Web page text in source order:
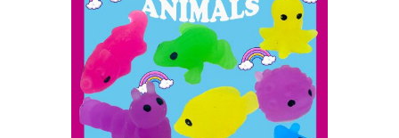
MENUBOXEN & IJSBEKERS
SPEELGOED & UITDEELCADEAUTJES
CAPSULES MET SPEELGOED